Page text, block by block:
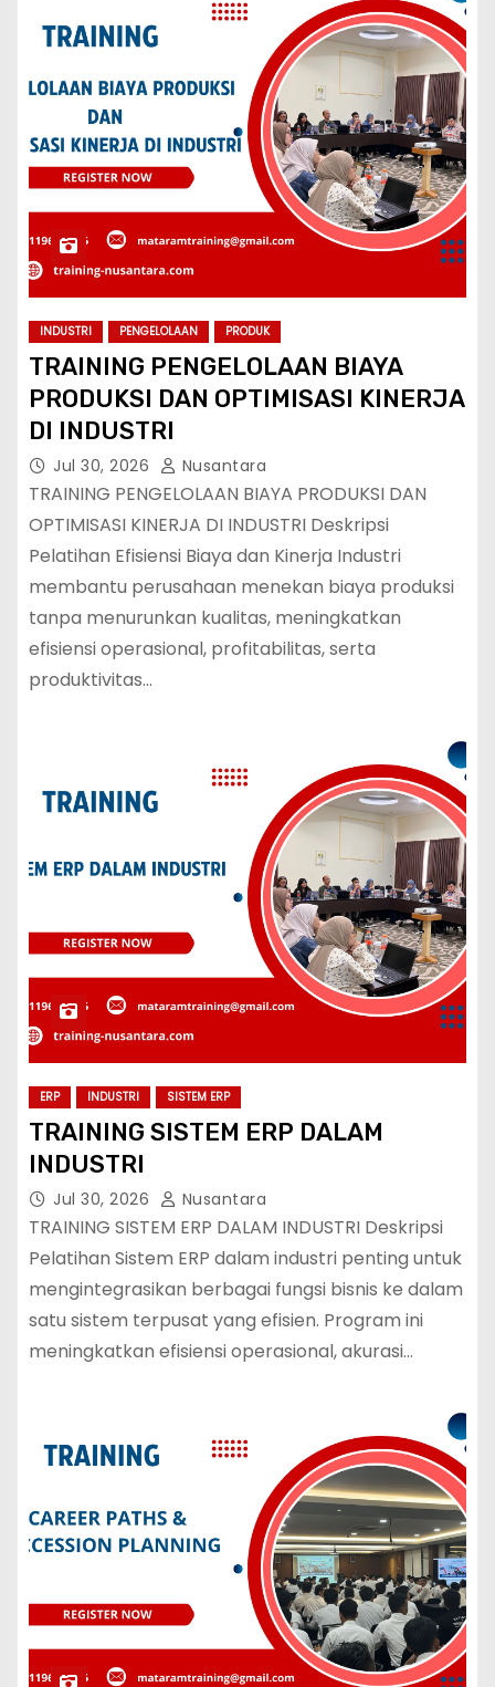
INDUSTRI PENGELOLAAN PRODUK
TRAINING PENGELOLAAN BIAYA
PRODUKSI DAN OPTIMISASI KINERJA
DI INDUSTRI
Jul 30, 2026 Nusantara
TRAINING PENGELOLAAN BIAYA PRODUKSI DAN
OPTIMISASI KINERJA DI INDUSTRI Deskripsi
Pelatihan Efisiensi Biaya dan Kinerja Industri
membantu perusahaan menekan biaya produksi
tanpa menurunkan kualitas, meningkatkan
efisiensi operasional, profitabilitas, serta
produktivitas…
ERP INDUSTRI SISTEM ERP
TRAINING SISTEM ERP DALAM
INDUSTRI
Jul 30, 2026 Nusantara
TRAINING SISTEM ERP DALAM INDUSTRI Deskripsi
Pelatihan Sistem ERP dalam industri penting untuk
mengintegrasikan berbagai fungsi bisnis ke dalam
satu sistem terpusat yang efisien. Program ini
meningkatkan efisiensi operasional, akurasi…